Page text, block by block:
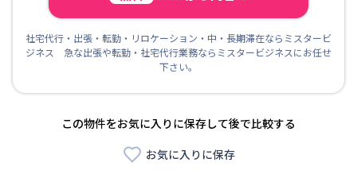
社宅代行・出張・転勤・リロケーション・中・長期滞在ならミスタービ
ジネス 急な出張や転勤・社宅代行業務ならミスタービジネスにお任せ
下さい。
この物件をお気に入りに保存して後で比較する
お気に入りに保存